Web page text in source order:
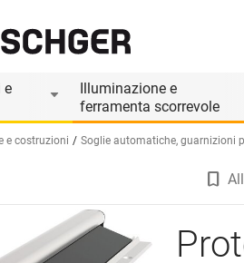
e
Illuminazione e
ferramenta scorrevole
(IT)
e costruzioni Soglie automatiche, guarnizioni
prodotto
Accessori adatti